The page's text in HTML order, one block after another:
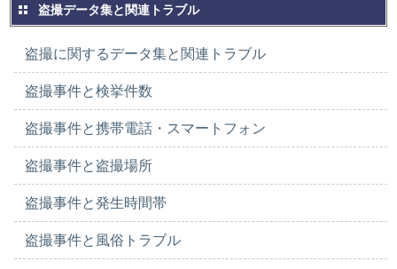
盗撮データ集と関連トラブル
盗撮に関するデータ集と関連トラブル
盗撮事件と検挙件数
盗撮事件と携帯電話・スマートフォン
盗撮事件と盗撮場所
盗撮事件と発生時間帯
盗撮事件と風俗トラブル